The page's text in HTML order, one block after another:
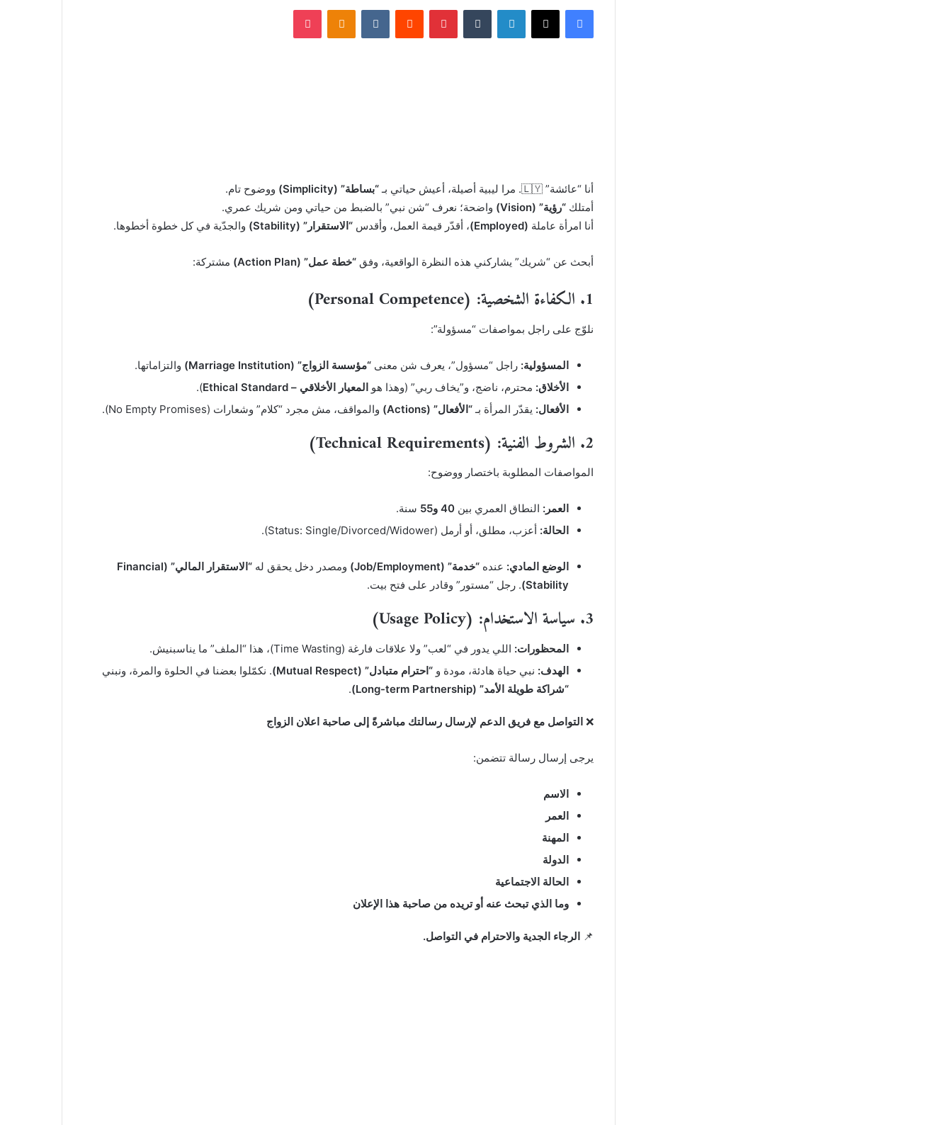
فيسبوك لينكدإن بينتيريست
أنا “عائشة” 🇱🇾. مرا ليبية أصيلة، أعيش حياتي بـ “بساطة” (Simplicity)
ووضوح تام.
أمتلك “رؤية” (Vision)
واضحة؛ نعرف “شن نبي” بالضبط من حياتي ومن شريك عمري.
أنا امرأة عاملة (Employed) ، أقدّر قيمة العمل، وأقدس “الاستقرار” (Stability) والجدّية في كل خطوة أخطوها.
أبحث عن “شريك” يشاركني هذه النظرة الواقعية، وفق “خطة عمل” (Action Plan) مشتركة:
1. الكفاءة الشخصية: (Personal Competence)
نلوّج على راجل بمواصفات “مسؤولة”:
المسؤولية: راجل “مسؤول”، يعرف شن معنى “مؤسسة الزواج” (Marriage Institution)
والتزاماتها.
الأخلاق: محترم، ناضج، و”يخاف ربي” (وهذا هو المعيار الأخلاقي – Ethical Standard
).
الأفعال: يقدّر المرأة بـ “الأفعال” (Actions) والمواقف، مش مجرد “كلام” وشعارات (No Empty Promises).
2. الشروط الفنية: (Technical Requirements)
المواصفات المطلوبة باختصار ووضوح:
العمر: النطاق العمري بين 40 و55
سنة.
الحالة: أعزب، مطلق، أو أرمل (Status: Single/Divorced/Widower).
الوضع المادي: عنده “خدمة” (Job/Employment) ومصدر دخل يحقق له
“الاستقرار المالي” (Financial
Stability) . رجل “مستور” وقادر على فتح بيت.
3. سياسة الاستخدام: (Usage Policy)
المحظورات: اللي يدور في “لعب” ولا علاقات فارغة (Time Wasting)، هذا “الملف” ما يناسبنيش.
الهدف: نبي حياة هادئة، مودة و “احترام متبادل” (Mutual Respect)
. نكمّلوا بعضنا في الحلوة والمرة، ونبني
“شراكة طويلة الأمد” (Long-term Partnership)
.
❌ التواصل مع فريق الدعم لإرسال رسالتك مباشرةً إلى صاحبة اعلان الزواج
يرجى إرسال رسالة تتضمن:
الاسم
العمر
المهنة
الدولة
الحالة الاجتماعية
وما الذي تبحث عنه أو تريده من صاحبة هذا الإعلان
📌 الرجاء الجدية والاحترام في التواصل.